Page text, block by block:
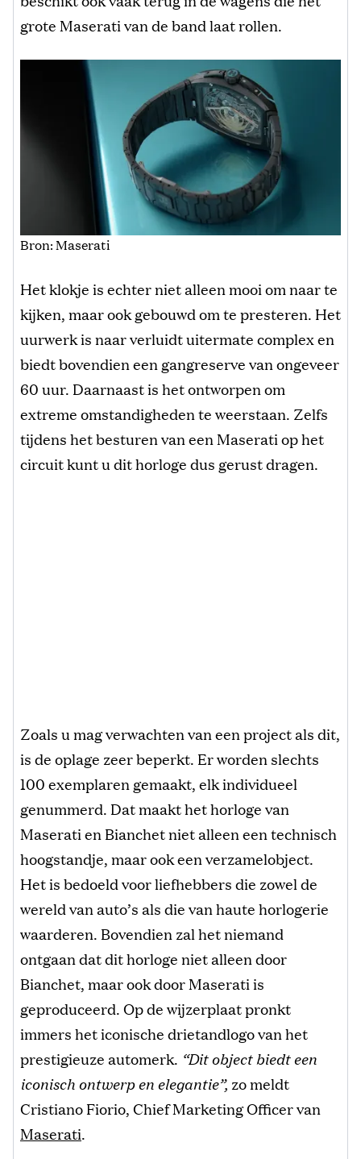
grote Maserati van de band laat rollen.
Bron: Maserati
Het klokje is echter niet alleen mooi om naar te
kijken, maar ook gebouwd om te presteren. Het
uurwerk is naar verluidt uitermate complex en
biedt bovendien een gangreserve van ongeveer
60 uur. Daarnaast is het ontworpen om
extreme omstandigheden te weerstaan. Zelfs
tijdens het besturen van een Maserati op het
circuit kunt u dit horloge dus gerust dragen.
Zoals u mag verwachten van een project als dit,
is de oplage zeer beperkt. Er worden slechts
100 exemplaren gemaakt, elk individueel
genummerd. Dat maakt het horloge van
Maserati en Bianchet niet alleen een technisch
hoogstandje, maar ook een verzamelobject.
Het is bedoeld voor liefhebbers die zowel de
wereld van auto’s als die van haute horlogerie
waarderen. Bovendien zal het niemand
ontgaan dat dit horloge niet alleen door
Bianchet, maar ook door Maserati is
geproduceerd. Op de wijzerplaat pronkt
immers het iconische drietandlogo van het
prestigieuze automerk. “Dit object biedt een
iconisch ontwerp en elegantie”, zo meldt
Cristiano Fiorio, Chief Marketing Officer van
Maserati.